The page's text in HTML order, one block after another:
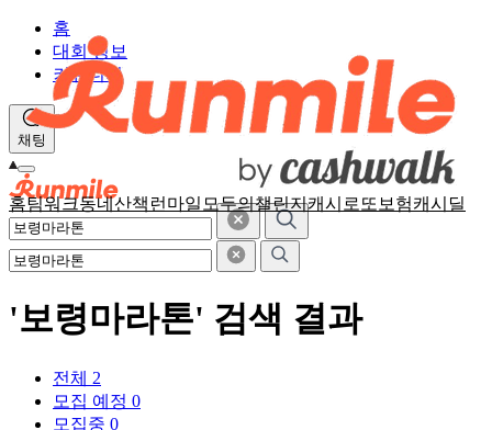
홈팀워크동네산책 런마일 모두의챌린지캐시로또 보험캐시딜
홈
대회 정보
커뮤니티
채팅
'보령마라톤' 검색 결과
전체 2
모집 예정 0
모집중 0